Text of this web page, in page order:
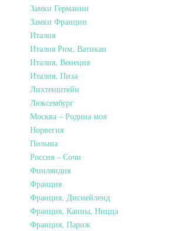
Замки Германии
Замки Франции
Италия
Италия Рим, Ватикан
Италия, Венеция
Италия, Пиза
Лихтенштейн
Люксембург
Москва – Родина моя
Норвегия
Польша
Россия – Сочи
Финляндия
Франция
Франция, Диснейленд
Франция, Канны, Ницца
Франция, Париж